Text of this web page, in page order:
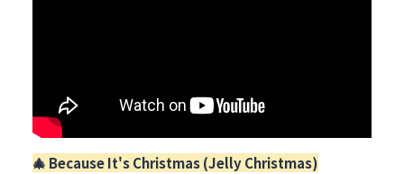
🎄 Because It's Christmas (Jelly Christmas)